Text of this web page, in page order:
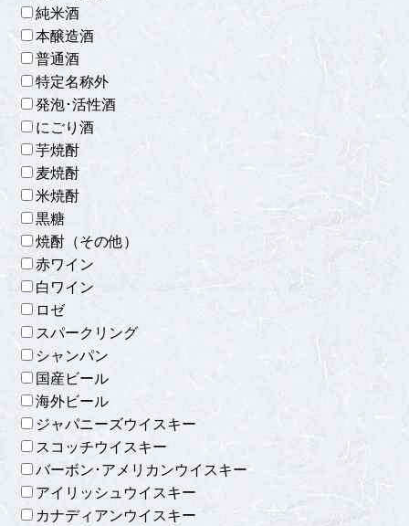
純米酒
本醸造酒
普通酒
特定名称外
発泡･活性酒
にごり酒
芋焼酎
麦焼酎
米焼酎
黒糖
焼酎（その他）
赤ワイン
白ワイン
ロゼ
スパークリング
シャンパン
国産ビール
海外ビール
ジャパニーズウイスキー
スコッチウイスキー
バーボン･アメリカンウイスキー
アイリッシュウイスキー
カナディアンウイスキー